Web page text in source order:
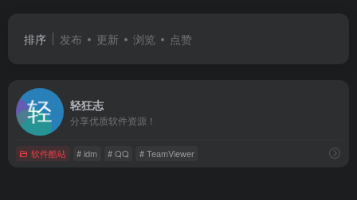
排序 发布 更新 浏览 点赞
轻狂志
分享优质软件资源！
软件酷站 # idm # QQ # TeamViewer